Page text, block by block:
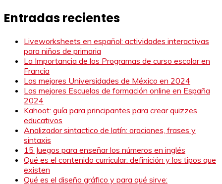
Entradas recientes
Liveworksheets en español: actividades interactivas
para niños de primaria
La Importancia de los Programas de curso escolar en
Francia
Las mejores Universidades de México en 2024
Las mejores Escuelas de formación online en España
2024
Kahoot: guía para principantes para crear quizzes
educativos
Analizador sintactico de latín: oraciones, frases y
sintaxis
15 Juegos para enseñar los números en inglés
Qué es el contenido curricular: definición y los tipos que
existen
Qué es el diseño gráfico y para qué sirve: